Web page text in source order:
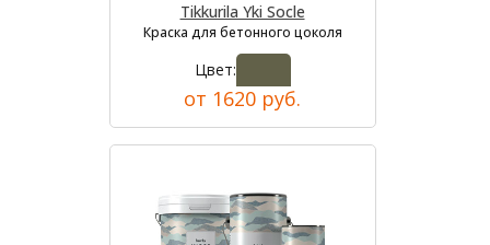
Tikkurila Yki Socle
Краска для бетонного цоколя
Цвет:
от 1620 руб.